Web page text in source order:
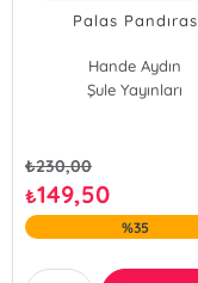
Palas Pandıras
Hande Aydın
Şule Yayınları
₺230,00
₺149,50
%35